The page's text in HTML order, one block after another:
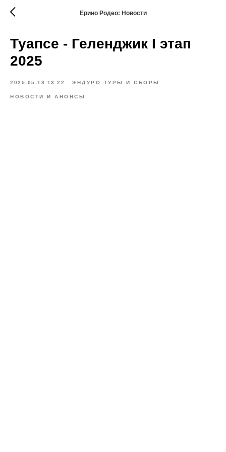
Ерино Родео: Новости
Туапсе - Геленджик I этап
2025
2025-05-18 13:22 ЭНДУРО ТУРЫ И СБОРЫ
НОВОСТИ И АНОНСЫ